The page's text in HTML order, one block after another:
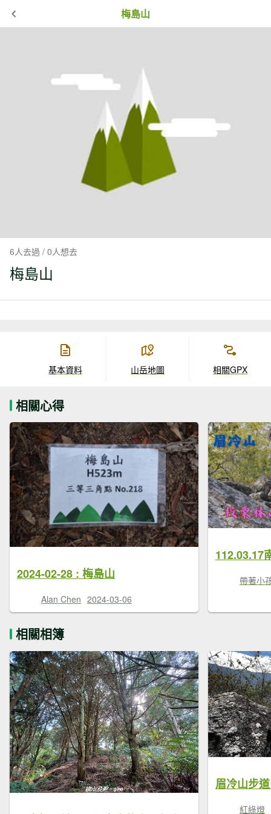
梅島山
6人去過 / 0人想去
梅島山
基本資料 山岳地圖 相關GPX
相關心得
2024-02-28 : 梅島山
Alan Chen 2024-03-06
帶著小
相關相簿
眉冷山步
紅綠燈